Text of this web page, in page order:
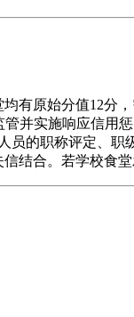
原始分值12分
并实施响应信用
员的职称评定、
结合。若学校食